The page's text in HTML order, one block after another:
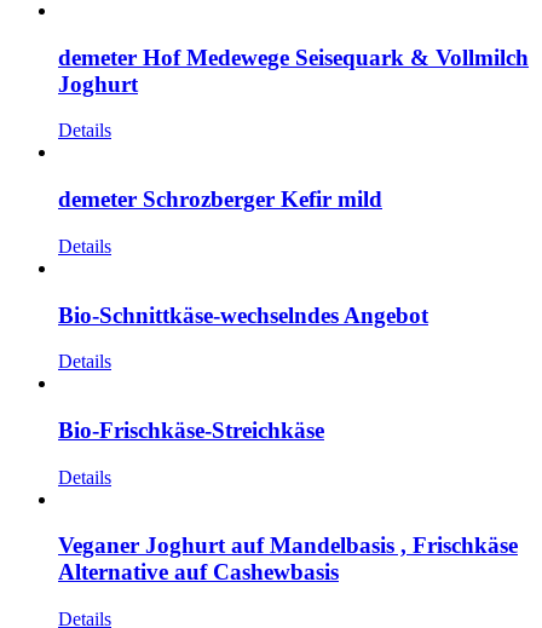
demeter Hof Medewege Seisequark & Vollmilch
Joghurt
Details
demeter Schrozberger Kefir mild
Details
Bio-Schnittkäse-wechselndes Angebot
Details
Bio-Frischkäse-Streichkäse
Details
Veganer Joghurt auf Mandelbasis , Frischkäse
Alternative auf Cashewbasis
Details